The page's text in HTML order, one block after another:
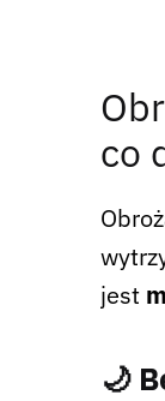
co
jest
🌙